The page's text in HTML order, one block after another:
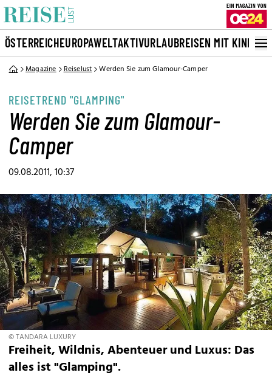
ÖSTERREICHEUROPAWELTAKTIVURLAUBREISEN MIT KINDERN
Magazine Reiselust Werden Sie zum Glamour-Camper
REISETREND "GLAMPING"
Werden Sie zum Glamour-
Camper
09.08.2011, 10:37
© TANDARA LUXURY
Freiheit, Wildnis, Abenteuer und Luxus: Das
alles ist "Glamping".